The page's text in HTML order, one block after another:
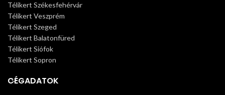
Télikert Székesfehérvár
Télikert Veszprém
Télikert Szeged
Télikert Balatonfüred
Télikert Siófok
Télikert Sopron
CÉGADATOK